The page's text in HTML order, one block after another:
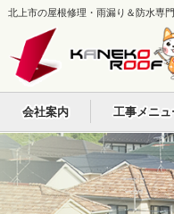
北上市の屋根修理・雨漏り＆防水専
会社案内 工事メニュ